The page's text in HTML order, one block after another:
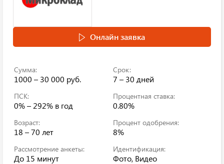
Онлайн заявка
Сумма:
1000 – 30 000 руб.
Срок:
7 – 30 дней
ПСК:
0% – 292% в год
Процентная ставка:
0.80%
Возраст:
18 – 70 лет
Процент одобрения:
8%
Рассмотрение анкеты:
До 15 минут
Идентификация:
Фото, Видео